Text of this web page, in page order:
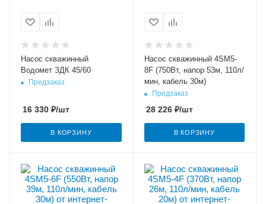
Насос скважинный
Водомет ЗДК 45/60
Предзаказ
16 330 ₽/шт
В КОРЗИНУ
Насос скважинный 4SM5-
8F (750Вт, напор 53м, 110л/
мин, кабель 30м)
Предзаказ
28 226₽/шт
В КОРЗИНУ